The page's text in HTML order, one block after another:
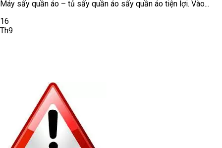
Máy sấy quần áo – tủ sấy quần áo sấy quần áo tiện lợi. Vào...
16
Th9